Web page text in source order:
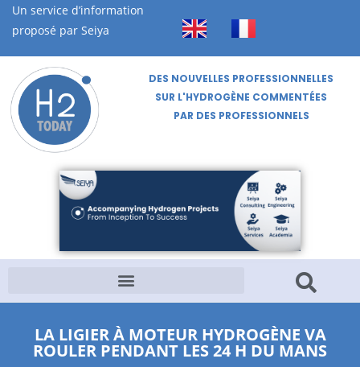
Un service d’information
proposé par Seiya
DES NOUVELLES PROFESSIONNELLES
SUR L'HYDROGÈNE COMMENTÉES
PAR DES PROFESSIONNELS
LA LIGIER À MOTEUR HYDROGÈNE VA
ROULER PENDANT LES 24 H DU MANS